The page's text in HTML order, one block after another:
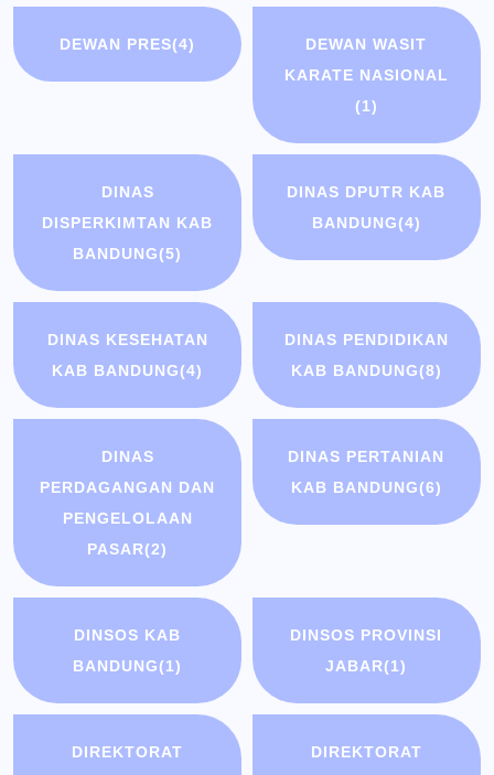
DEWAN PRES(4)
DEWAN WASIT
KARATE NASIONAL
(1)
DINAS
DISPERKIMTAN KAB
BANDUNG(5)
DINAS DPUTR KAB
BANDUNG(4)
DINAS KESEHATAN
KAB BANDUNG(4)
DINAS PENDIDIKAN
KAB BANDUNG(8)
DINAS
PERDAGANGAN DAN
PENGELOLAAN
PASAR(2)
DINAS PERTANIAN
KAB BANDUNG(6)
DINSOS KAB
BANDUNG(1)
DINSOS PROVINSI
JABAR(1)
DIREKTORAT
DIREKTORAT